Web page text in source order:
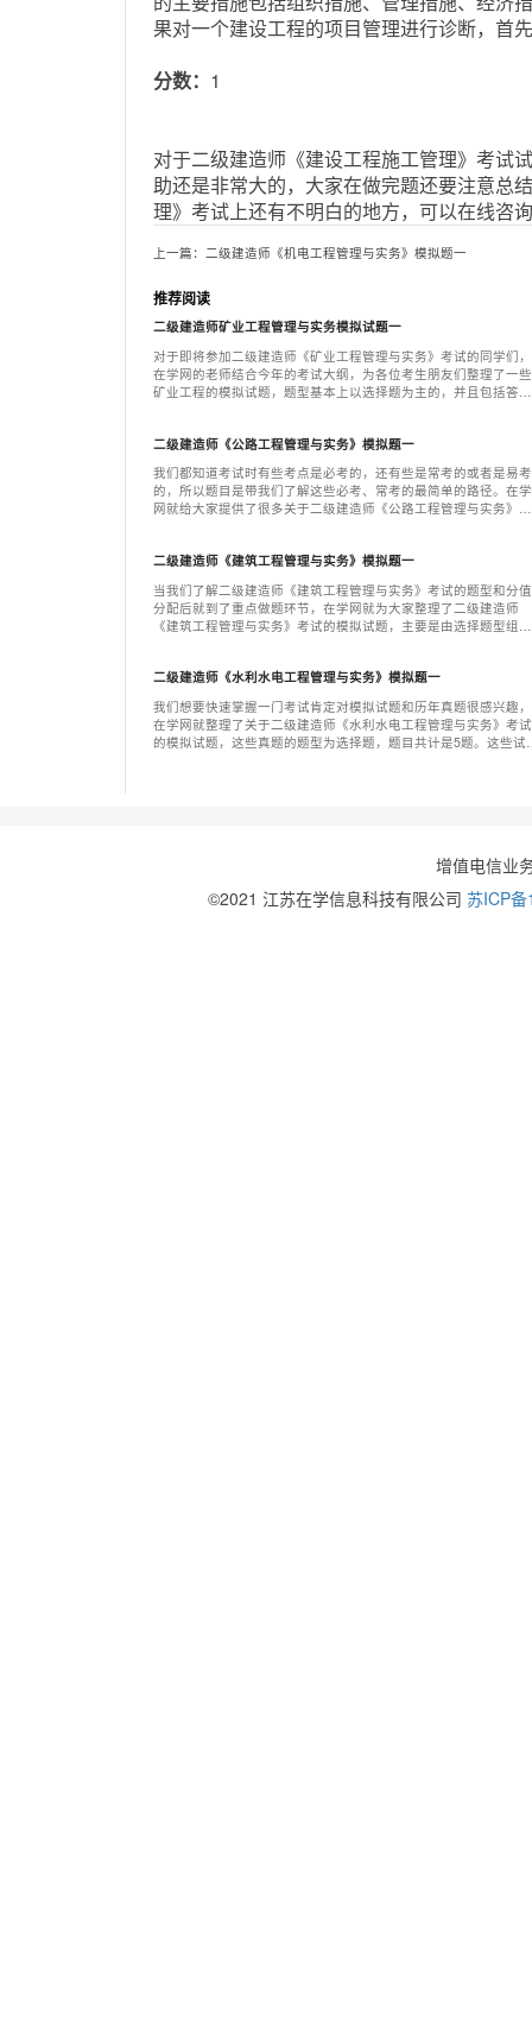
果对一个建设工程的项目管理进行诊断，首
分数： 1
对于二级建造师《建设工程施工管理》考试
助还是非常大的，大家在做完题还要注意总
理》考试上还有不明白的地方，可以在线咨
上一篇：二级建造师《机电工程管理与实务》模拟题一
推荐阅读
二级建造师矿业工程管理与实务模拟试题一
对于即将参加二级建造师《矿业工程管理与实务》考试的同学们，
在学网的老师结合今年的考试大纲，为各位考生朋友们整理了一些
矿业工程的模拟试题，题型基本上以选择题为主的，并且包括答案
二级建造师《公路工程管理与实务》模拟题一
我们都知道考试时有些考点是必考的，还有些是常考的或者是易考
的，所以题目是带我们了解这些必考、常考的最简单的路径。在学
网就给大家提供了很多关于二级建造师《公路工程管理与实务》考
二级建造师《建筑工程管理与实务》模拟题一
当我们了解二级建造师《建筑工程管理与实务》考试的题型和分值
分配后就到了重点做题环节，在学网就为大家整理了二级建造师
《建筑工程管理与实务》考试的模拟试题，主要是由选择题型组
二级建造师《水利水电工程管理与实务》模拟题一
我们想要快速掌握一门考试肯定对模拟试题和历年真题很感兴趣，
在学网就整理了关于二级建造师《水利水电工程管理与实务》考试
的模拟试题，这些真题的题型为选择题，题目共计是5题。这些试
增值电信业
©2021 江苏在学信息科技有限公司 苏ICP